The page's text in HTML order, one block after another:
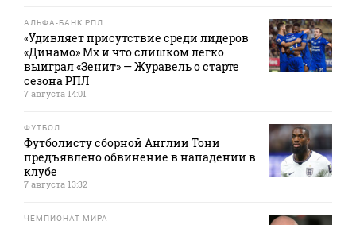
АЛЬФА-БАНК РПЛ
«Удивляет присутствие среди лидеров
«Динамо» Мх и что слишком легко
выиграл «Зенит» — Журавель о старте
сезона РПЛ
7 августа 14:01
ФУТБОЛ
Футболисту сборной Англии Тони
предъявлено обвинение в нападении в
клубе
7 августа 13:32
ЧЕМПИОНАТ МИРА